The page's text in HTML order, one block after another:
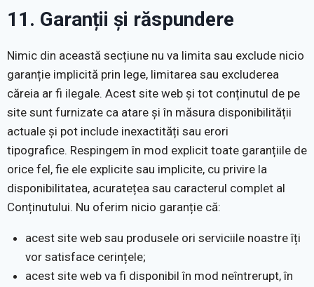
11. Garanții și răspundere
Nimic din această secțiune nu va limita sau exclude nicio
garanție implicită prin lege, limitarea sau excluderea
căreia ar fi ilegale. Acest site web și tot conținutul de pe
site sunt furnizate ca atare și în măsura disponibilității
actuale și pot include inexactități sau erori
tipografice. Respingem în mod explicit toate garanțiile de
orice fel, fie ele explicite sau implicite, cu privire la
disponibilitatea, acuratețea sau caracterul complet al
Conținutului. Nu oferim nicio garanție că:
acest site web sau produsele ori serviciile noastre îți
vor satisface cerințele;
acest site web va fi disponibil în mod neîntrerupt, în